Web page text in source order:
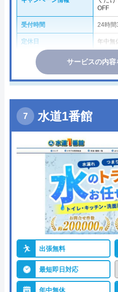
OFF
受付時間 24時間
定休日 年中無
サービスの内容
水道1番館
出張無料
最短即日対応
年中無休